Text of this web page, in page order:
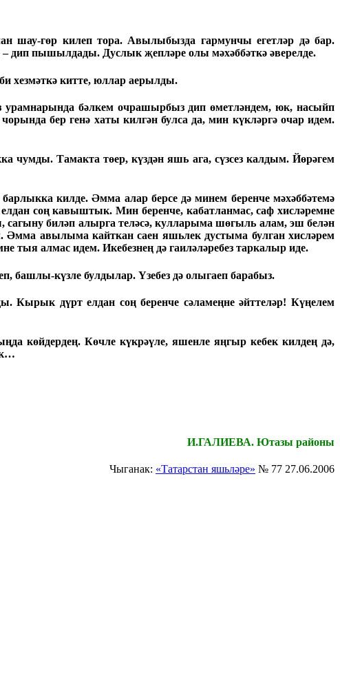
шау-гөр килеп тора. Авылыбызда гармунчы егетләр дә бар.
– дип пышылдады. Дуслык җепләре олы мәхәббәткә әверелде.
хезмәткә китте, юллар аерылды.
урамнарында бәлкем очрашырбыз дип өметләндем, юк, насыйп
бер генә хаты килгән булса да, мин күкләргә очар идем.
чумды. Тамакта төер, күздән яшь ага, сүзсез калдым. Йөрәгем
килде. Әмма алар берсе дә минем беренче мәхәббәтемә
соң кавыштык. Мин беренче, кабатланмас, саф хисләремне
биләп алырга теләсә, кулларыма шөгыль алам, эш белән
авылыма кайткан саен яшьлек дустыма булган хисләрем
тыя алмас идем. Икебезнең дә гаиләләребез таркалыр иде.
башлы-күзле булдылар. Үзебез дә олыгаеп барабыз.
дүрт елдан соң беренче сәламеңне әйттеләр! Күңелем
көйдердең. Көчле күкрәүле, яшенле яңгыр кебек килдең дә,
И.ГАЛИЕВА. Ютазы районы
Чыганак: «Татарстан яшьләре» № 77 27.06.2006